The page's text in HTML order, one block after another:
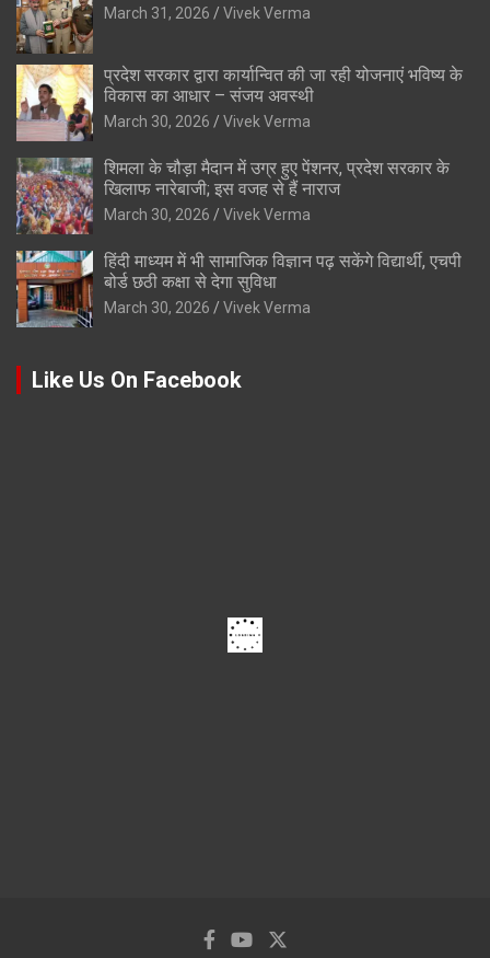
March 31, 2026 Vivek Verma
प्रदेश सरकार द्वारा कार्यान्वित की जा रही योजनाएं भविष्य के
विकास का आधार – संजय अवस्थी
March 30, 2026 Vivek Verma
शिमला के चौड़ा मैदान में उग्र हुए पेंशनर, प्रदेश सरकार के
खिलाफ नारेबाजी; इस वजह से हैं नाराज
March 30, 2026 Vivek Verma
हिंदी माध्यम में भी सामाजिक विज्ञान पढ़ सकेंगे विद्यार्थी, एचपी
बोर्ड छठी कक्षा से देगा सुविधा
March 30, 2026 Vivek Verma
Like Us On Facebook